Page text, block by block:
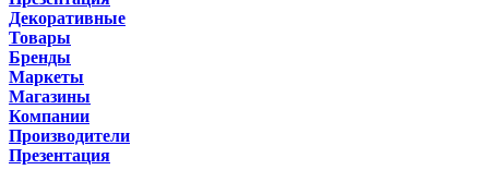
Декоративные
Товары
Бренды
Маркеты
Магазины
Компании
Производители
Презентация